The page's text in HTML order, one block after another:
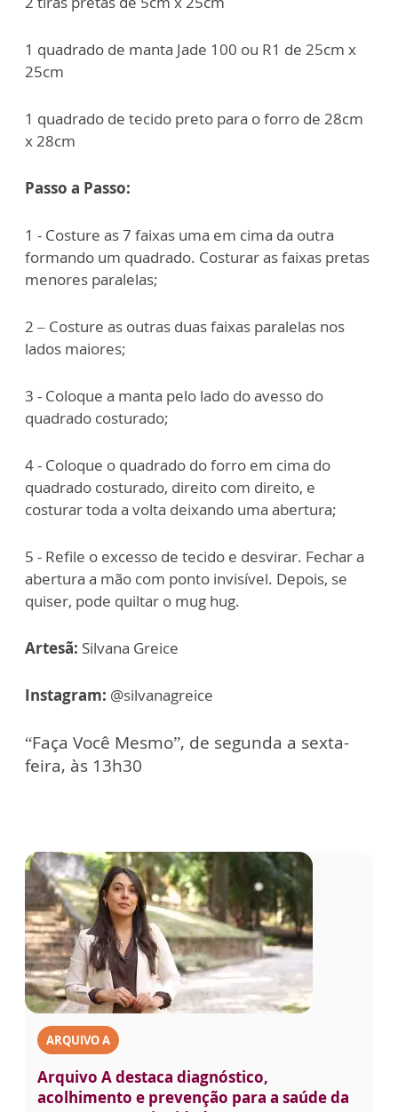
1 quadrado de manta Jade 100 ou R1 de 25cm x
25cm
1 quadrado de tecido preto para o forro de 28cm
x 28cm
Passo a Passo:
1 - Costure as 7 faixas uma em cima da outra
formando um quadrado. Costurar as faixas pretas
menores paralelas;
2 – Costure as outras duas faixas paralelas nos
lados maiores;
3 - Coloque a manta pelo lado do avesso do
quadrado costurado;
4 - Coloque o quadrado do forro em cima do
quadrado costurado, direito com direito, e
costurar toda a volta deixando uma abertura;
5 - Refile o excesso de tecido e desvirar. Fechar a
abertura a mão com ponto invisível. Depois, se
quiser, pode quiltar o mug hug.
Artesã: Silvana Greice
Instagram: @silvanagreice
“Faça Você Mesmo”, de segunda a sexta-
feira, às 13h30
ARQUIVO A
Arquivo A destaca diagnóstico,
acolhimento e prevenção para a saúde da